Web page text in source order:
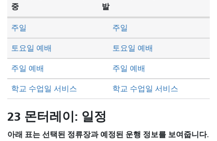
중
발
토요일 예배 토요일 예배
주일 예배 주일 예배
주일 주일
학교 수업일 서비스 학교 수업일 서비스
23 몬터레이: 일정
아래 표는 선택된 정류장과 예정된 운행 정보를 보여줍니다.